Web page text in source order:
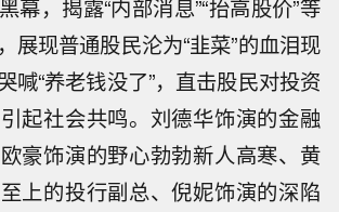
幕，揭露“内部消息”“抬高股价”等
展现普通股民沦为“韭菜”的血泪现
喊“养老钱没了”，直击股民对投资
起社会共鸣。刘德华饰演的金融
豪饰演的野心勃勃新人高寒、黄
上的投行副总、倪妮饰演的深陷